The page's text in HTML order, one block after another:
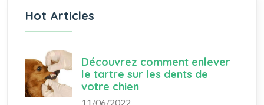
Hot Articles
Découvrez comment enlever
le tartre sur les dents de
votre chien
11/06/2022